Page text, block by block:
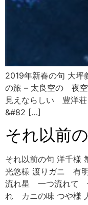
2019年新春の句 大
の旅 – 太良空の 夜
見えならしい 豊洋
&#82 […]
それ以前
それ以前の句 洋千
光悠様 渡りガニ 有
流れ星 一つ流れて
れ カニの味 つや様